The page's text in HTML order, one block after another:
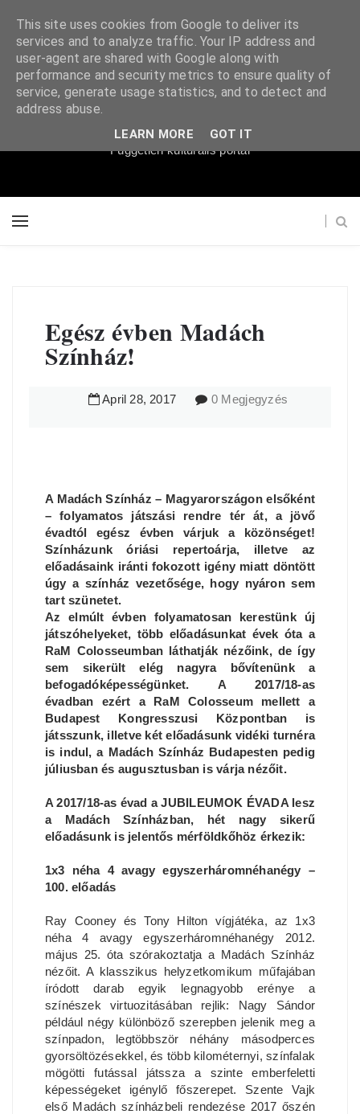
Súgópéldány
Független kulturális portál
Egész évben Madách
Színház!
April 28, 2017 0 Megjegyzés
A Madách Színház – Magyarországon elsőként
– folyamatos játszási rendre tér át, a jövő
évadtól egész évben várjuk a közönséget!
Színházunk óriási repertoárja, illetve az
előadásaink iránti fokozott igény miatt döntött
úgy a színház vezetősége, hogy nyáron sem
tart szünetet.
Az elmúlt évben folyamatosan kerestünk új
játszóhelyeket, több előadásunkat évek óta a
RaM Colosseumban láthatják nézőink, de így
sem sikerült elég nagyra bővítenünk a
befogadóképességünket. A 2017/18-as
évadban ezért a RaM Colosseum mellett a
Budapest Kongresszusi Központban is
játsszunk, illetve két előadásunk vidéki turnéra
is indul, a Madách Színház Budapesten pedig
júliusban és augusztusban is várja nézőit.
A 2017/18-as évad a JUBILEUMOK ÉVADA lesz
a Madách Színházban, hét nagy sikerű
előadásunk is jelentős mérföldkőhöz érkezik:
1x3 néha 4 avagy egyszerháromnéhanégy –
100. előadás
Ray Cooney és Tony Hilton vígjátéka, az 1x3
néha 4 avagy egyszerháromnéhanégy 2012.
május 25. óta szórakoztatja a Madách Színház
nézőit. A klasszikus helyzetkomikum műfajában
íródott darab egyik legnagyobb erénye a
színészek virtuozitásában rejlik: Nagy Sándor
például négy különböző szerepben jelenik meg a
színpadon, legtöbbször néhány másodperces
gyorsöltözésekkel, és több kilométernyi, színfalak
mögötti futással játssza a szinte emberfeletti
képességeket igénylő főszerepet. Szente Vajk
első Madách színházbeli rendezése 2017 őszén
This site uses cookies from Google to deliver its
services and to analyze traffic. Your IP address and
user-agent are shared with Google along with
performance and security metrics to ensure quality of
service, generate usage statistics, and to detect and
address abuse.
LEARN MORE GOT IT